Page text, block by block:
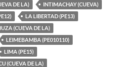
DE LA)
INTIMACHAY (CUEVA)
LA LIBERTAD (PE13)
(CUEVA DE LA)
LEIMEBAMBA (PE010110)
LIMA (PE15)
(CUEVA DE LA)